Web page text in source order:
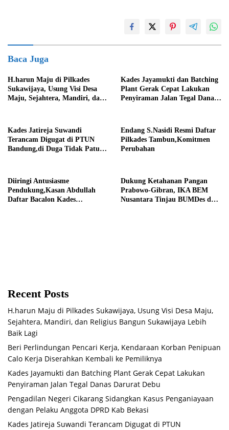
Baca Juga
H.harun Maju di Pilkades
Sukawijaya, Usung Visi Desa
Maju, Sejahtera, Mandiri, dan
Kades Jayamukti dan Batching
Plant Gerak Cepat Lakukan
Penyiraman Jalan Tegal Danas
Kades Jatireja Suwandi
Terancam Digugat di PTUN
Bandung,di Duga Tidak Patuhi
Endang S.Nasidi Resmi Daftar
Pilkades Tambun,Komitmen
Perubahan
Diiringi Antusiasme
Pendukung,Kasan Abdullah
Daftar Bacalon Kades
Dukung Ketahanan Pangan
Prabowo-Gibran, IKA BEM
Nusantara Tinjau BUMDes dan
Recent Posts
H.harun Maju di Pilkades Sukawijaya, Usung Visi Desa Maju,
Sejahtera, Mandiri, dan Religius Bangun Sukawijaya Lebih
Baik Lagi
Beri Perlindungan Pencari Kerja, Kendaraan Korban Penipuan
Calo Kerja Diserahkan Kembali ke Pemiliknya
Kades Jayamukti dan Batching Plant Gerak Cepat Lakukan
Penyiraman Jalan Tegal Danas Darurat Debu
Pengadilan Negeri Cikarang Sidangkan Kasus Penganiayaan
dengan Pelaku Anggota DPRD Kab Bekasi
Kades Jatireja Suwandi Terancam Digugat di PTUN